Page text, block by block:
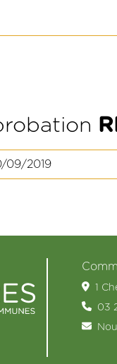
09/2019
1
03